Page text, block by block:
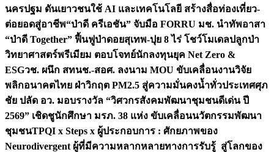
นครปฐม ดันเยาวชนใช้ AI และเทคโนโลยี สร้างสื่อท่องเที่ยว-
ต่อยอดสู่อาชีพ“ป่าดี ครีเอชัน” จับมือ FORRU มช. นำทัพอาสา
“ป่าดี Together” ฟื้นฟูป่าดอยสุเทพ-ปุย 8 ไร่ โชว์โมเดลปลูกป่า
วิทยาศาสตร์พรีเมียม ตอบโจทย์นักลงทุนยุค Net Zero &
ESGวช. ผนึก สทนช.-สอศ. ลงนาม MOU ขับเคลื่อนงานวิจัย
พลิกอนาคตไทย ฝ่าวิกฤต PM2.5 สู่ความมั่นคงน้ำทั่วประเทศศุภ
ชัย ปลัด อว. มอบรางวัล “วิศวกรสังคมพัฒนาชุมชนดีเด่น ปี
2569” เชิดชูนักศึกษา มรภ. 38 แห่ง ขับเคลื่อนนวัตกรรมพัฒนา
ชุมชนTPQI x Steps x ผู้ประกอบการ : ศักยภาพของ
Neurodivergent ผู้ที่มีความหลากหลายทางการรับรู้ สู่โลกของ